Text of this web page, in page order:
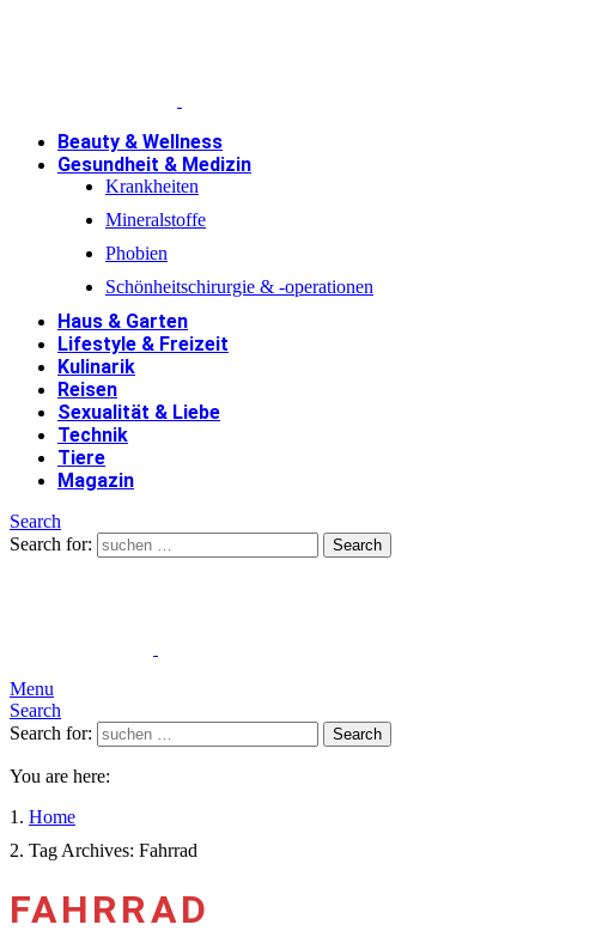
Beauty & Wellness
Gesundheit & Medizin
Krankheiten
Mineralstoffe
Phobien
Schönheitschirurgie & -operationen
Haus & Garten
Lifestyle & Freizeit
Kulinarik
Reisen
Sexualität & Liebe
Technik
Tiere
Magazin
Search
Search for:
Search
Menu
Search
Search for:
Search
You are here:
Home
Tag Archives: Fahrrad
FAHRRAD